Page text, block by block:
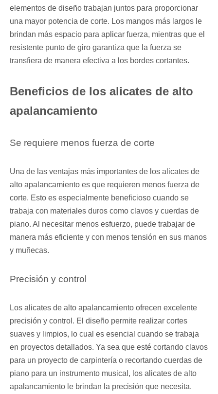
elementos de diseño trabajan juntos para proporcionar
una mayor potencia de corte. Los mangos más largos le
brindan más espacio para aplicar fuerza, mientras que el
resistente punto de giro garantiza que la fuerza se
transfiera de manera efectiva a los bordes cortantes.
Beneficios de los alicates de alto
apalancamiento
Se requiere menos fuerza de corte
Una de las ventajas más importantes de los alicates de
alto apalancamiento es que requieren menos fuerza de
corte. Esto es especialmente beneficioso cuando se
trabaja con materiales duros como clavos y cuerdas de
piano. Al necesitar menos esfuerzo, puede trabajar de
manera más eficiente y con menos tensión en sus manos
y muñecas.
Precisión y control
Los alicates de alto apalancamiento ofrecen excelente
precisión y control. El diseño permite realizar cortes
suaves y limpios, lo cual es esencial cuando se trabaja
en proyectos detallados. Ya sea que esté cortando clavos
para un proyecto de carpintería o recortando cuerdas de
piano para un instrumento musical, los alicates de alto
apalancamiento le brindan la precisión que necesita.